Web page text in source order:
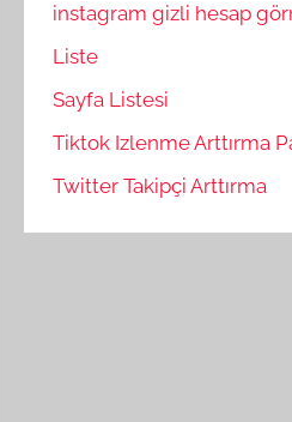
instagram gizli hesap
Liste
Sayfa Listesi
Tiktok Izlenme Arttırma
Twitter Takipçi Arttırma